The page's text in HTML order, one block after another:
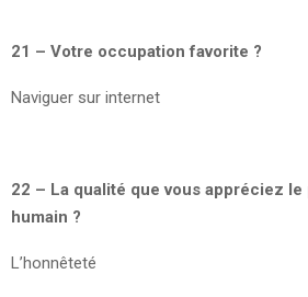
21 – Votre occupation favorite ?
Naviguer sur internet
22 – La qualité que vous appréciez
humain ?
L’honnêteté